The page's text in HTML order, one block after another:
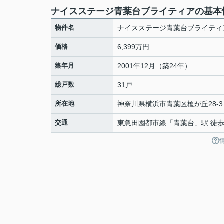
ナイスステージ青葉台ブライティアの基本
物件名 ナイスステージ青葉台ブライティ
価格 6,399万円
築年月 2001年12月（築24年）
総戸数 31戸
所在地 神奈川県横浜市青葉区榎が丘28‐3
交通 東急田園都市線 「青葉台 」駅 徒